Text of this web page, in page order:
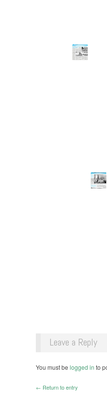
Leave a Reply
You must be logged in to
← Return to entry